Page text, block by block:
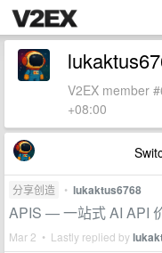
V2EX member
+08:00
分享创造 • lukaktus6768
APIS — 一站式 AI API
Mar 2 • Lastly replied by